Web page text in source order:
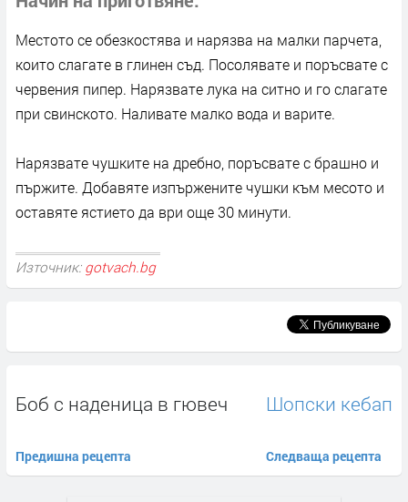
Местото се обезкостява и нарязва на малки парчета,
които слагате в глинен съд. Посолявате и поръсвате с
червения пипер. Нарязвате лука на ситно и го слагате
при свинското. Наливате малко вода и варите.
Нарязвате чушките на дребно, поръсвате с брашно и
пържите. Добавяте изпържените чушки към месото и
оставяте ястието да ври още 30 минути.
Източник: gotvach.bg
Боб с наденица в гювеч
Предишна рецепта
Шопски кебап
Следваща рецепта